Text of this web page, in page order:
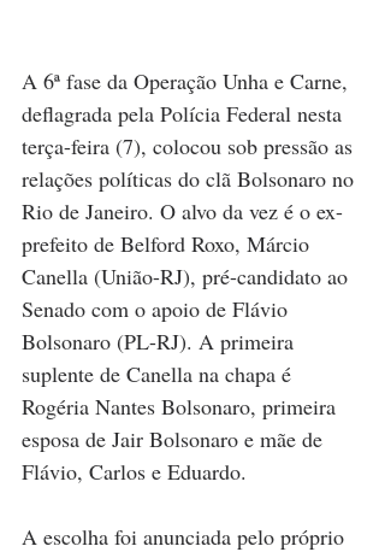
A 6ª fase da Operação Unha e Carne,
deflagrada pela Polícia Federal nesta
terça-feira (7), colocou sob pressão as
relações políticas do clã Bolsonaro no
Rio de Janeiro. O alvo da vez é o ex-
prefeito de Belford Roxo, Márcio
Canella (União-RJ), pré-candidato ao
Senado com o apoio de Flávio
Bolsonaro (PL-RJ). A primeira
suplente de Canella na chapa é
Rogéria Nantes Bolsonaro, primeira
esposa de Jair Bolsonaro e mãe de
Flávio, Carlos e Eduardo.
A escolha foi anunciada pelo próprio